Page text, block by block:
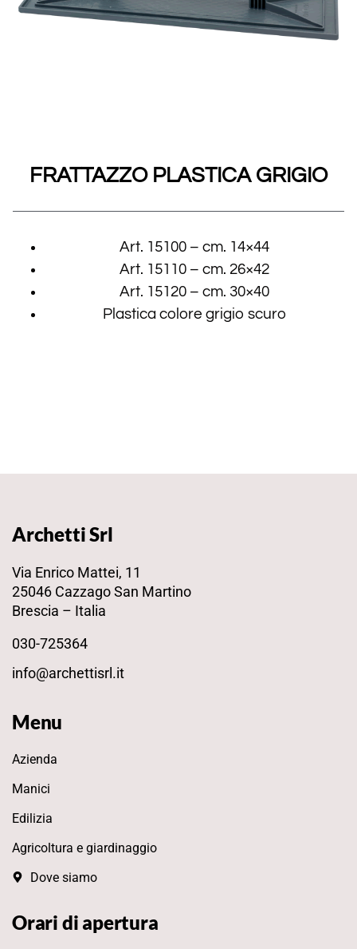
FRATTAZZO PLASTICA GRIGIO
Art. 15100 – cm. 14×44
Art. 15110 – cm. 26×42
Art. 15120 – cm. 30×40
Plastica colore grigio scuro
Archetti Srl
Via Enrico Mattei, 11
25046 Cazzago San Martino
Brescia – Italia
030-725364
info@archettisrl.it
Menu
Azienda
Manici
Edilizia
Agricoltura e giardinaggio
Dove siamo
Orari di apertura